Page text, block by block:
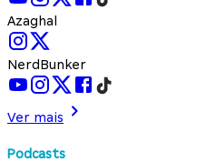
Azaghal
NerdBunker
Ver mais
Podcasts